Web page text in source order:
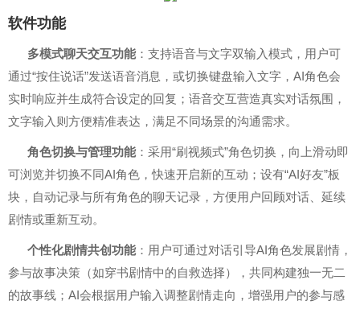
软件功能
多模式聊天交互功能 ：支持语音与文字双输入模式，用户可
通过“按住说话”发送语音消息，或切换键盘输入文字，AI角色会
实时响应并生成符合设定的回复；语音交互营造真实对话氛围，
文字输入则方便精准表达，满足不同场景的沟通需求。
角色切换与管理功能 ：采用“刷视频式”角色切换，向上滑动即
可浏览并切换不同AI角色，快速开启新的互动；设有“AI好友”板
块，自动记录与所有角色的聊天记录，方便用户回顾对话、延续
剧情或重新互动。
个性化剧情共创功能 ：用户可通过对话引导AI角色发展剧情，
参与故事决策（如穿书剧情中的自救选择），共同构建独一无二
的故事线；AI会根据用户输入调整剧情走向，增强用户的参与感